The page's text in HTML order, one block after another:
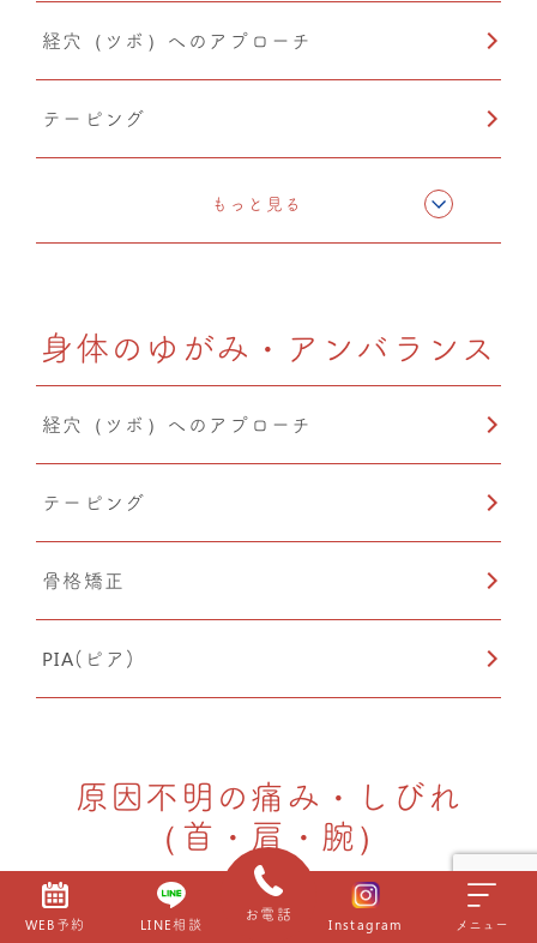
WEB予約 LINE相談
お電話
Instagram メニュー
経穴（ツボ）へのアプローチ
テーピング
ドレナージュ（EHD・DPL）
カッピング
もっと見る
身体のゆがみ・アンバランス
経穴（ツボ）へのアプローチ
テーピング
骨格矯正
PIA(ピア)
原因不明の痛み・しびれ
（首・肩・腕）
羽田野式ハイボルト